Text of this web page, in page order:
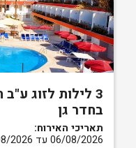
3 לילות לזוג ע"ב
בחדר גן
תאריכי האירוח:
06/08/2026 עד 07/08/2026